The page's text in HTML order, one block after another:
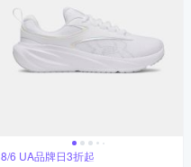
8/6 UA品牌日3折起